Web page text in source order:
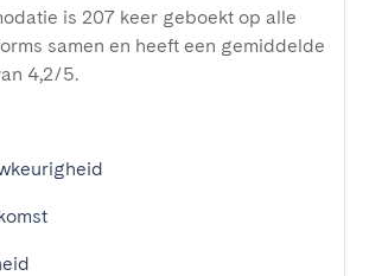
is 207 keer geboekt op alle
samen en heeft een gemiddelde
4,2/5.